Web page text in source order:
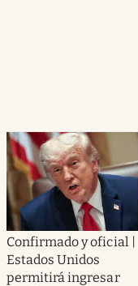
Confirmado y oficial |
Estados Unidos
permitirá ingresar